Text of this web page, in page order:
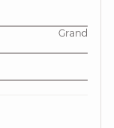
Grand